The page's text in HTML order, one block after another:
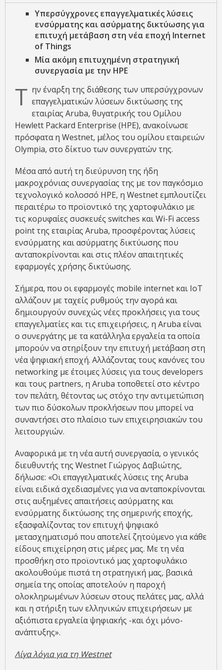
Υπερσύγχρονες επαγγελματικές λύσεις
ενσύρματης και ασύρματης δικτύωσης για
επιτυχή μετάβαση στη νέα εποχή Internet
of Things
Μία ακόμη επιτυχημένη στρατηγική
συνεργασία με την HPΕ
Τ ην έναρξη της διάθεσης των υπερσύγχρονων
επαγγελματικών λύσεων δικτύωσης της
εταιρίας Aruba, θυγατρικής του Ομίλου
Hewlett Packard Enterprise (HPE), ανακοίνωσε
πρόσφατα η Westnet, μέλος του ομίλου εταιρειών
Olympia, στο δίκτυο των συνεργατών της.
Μέσα από αυτή τη διεύρυνση της ήδη
μακροχρόνιας συνεργασίας της με τον παγκόσμιο
τεχνολογικό κολοσσό HPE, η Westnet εμπλουτίζει
περαιτέρω το προϊοντικό της χαρτοφυλάκιο με
τις κορυφαίες συσκευές switches και Wi-Fi access
point της εταιρίας Aruba, προσφέροντας λύσεις
ενσύρματης και ασύρματης δικτύωσης που
ανταποκρίνονται και στις πλέον απαιτητικές
εφαρμογές χρήσης δικτύωσης.
Σήμερα, που οι εφαρμογές mobile internet και IoT
αλλάζουν με ταχείς ρυθμούς την αγορά και
δημιουργούν συνεχώς νέες προκλήσεις για τους
επαγγελματίες και τις επιχειρήσεις, η Aruba είναι
ο συνεργάτης με τα κατάλληλα εργαλεία τα οποία
μπορούν να στηρίξουν την επιτυχή μετάβαση στη
νέα ψηφιακή εποχή. Αλλάζοντας τους κανόνες του
networking με έτοιμες λύσεις για τους developers
και τους partners, η Aruba τοποθετεί στο κέντρο
τον πελάτη, θέτοντας ως στόχο την αντιμετώπιση
των πιο δύσκολων προκλήσεων που μπορεί να
συναντήσει στο πλαίσιο των επιχειρησιακών του
λειτουργιών.
Αναφορικά με τη νέα αυτή συνεργασία, ο γενικός
διευθυντής της Westnet Γιώργος Δαβιώτης,
δήλωσε: «Οι επαγγελματικές λύσεις της Aruba
είναι ειδικά σχεδιασμένες για να ανταποκρίνονται
στις αυξημένες απαιτήσεις ασύρματης και
ενσύρματης δικτύωσης της σημερινής εποχής,
εξασφαλίζοντας τον επιτυχή ψηφιακό
μετασχηματισμό που αποτελεί ζητούμενο για κάθε
είδους επιχείρηση στις μέρες μας. Με τη νέα
προσθήκη στο προϊοντικό μας χαρτοφυλάκιο
ακολουθούμε πιστά τη στρατηγική μας, βασικά
σημεία της οποίας αποτελούν η παροχή
ολοκληρωμένων λύσεων στους πελάτες μας, αλλά
και η στήριξη των ελληνικών επιχειρήσεων με
αξιόπιστα εργαλεία ψηφιακής -και όχι μόνο-
ανάπτυξης».
Λίγα λόγια για τη Westnet